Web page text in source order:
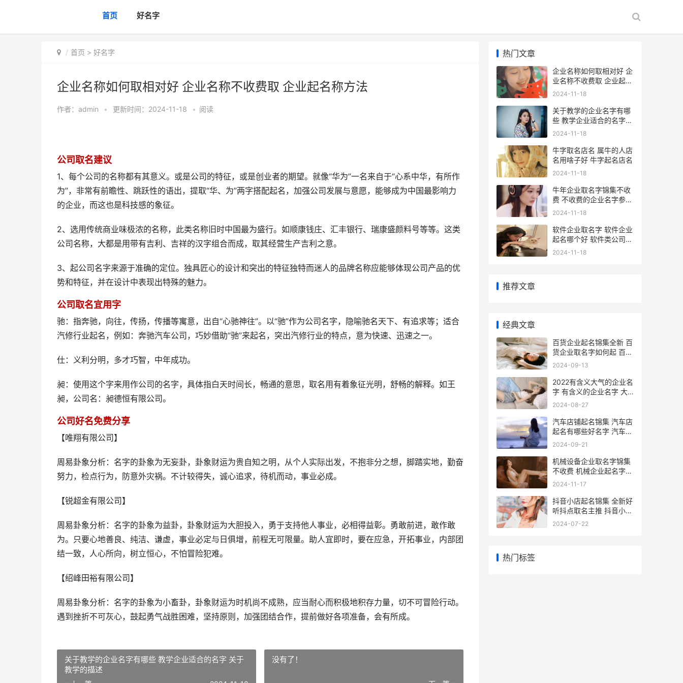
首页 好名字
首页 > 好名字
企业名称如何取相对好 企业名称不收费取 企业起名称方法
作者： admin • 更新时间：2024-11-18 • 阅读
公司取名建议
1、每个公司的名称都有其意义。或是公司的特征，或是创业者的期望。就像“华为”一名来自于“心系中华，有所作
为”，非常有前瞻性、跳跃性的语出，提取“华、为”两字搭配起名，加强公司发展与意愿，能够成为中国最影响力
的企业，而这也是科技感的象征。
2、选用传统商业味极浓的名称，此类名称旧时中国最为盛行。如顺康钱庄、汇丰银行、瑞康盛颜料号等等。这类
公司名称，大都是用带有吉利、吉祥的汉字组合而成，取其经营生产吉利之意。
3、起公司名字来源于准确的定位。独具匠心的设计和突出的特征独特而迷人的品牌名称应能够体现公司产品的优
势和特征，并在设计中表现出特殊的魅力。
公司取名宜用字
驰：指奔驰，向往，传扬，传播等寓意，出自“心驰神往”。以“驰”作为公司名字，隐喻驰名天下、有追求等；适合
汽修行业起名，例如：奔驰汽车公司，巧妙借助“驰”来起名，突出汽修行业的特点，意为快速、迅速之一。
仕：义利分明，多才巧智，中年成功。
昶：使用这个字来用作公司的名字，具体指白天时间长，畅通的意思，取名用有着象征光明，舒畅的解释。如王
昶，公司名：昶德恒有限公司。
公司好名免费分享
【唯翔有限公司】
周易卦象分析：名字的卦象为无妄卦，卦象财运为贵自知之明，从个人实际出发，不抱非分之想，脚踏实地，勤奋
努力，检点行为，防意外灾祸。不计较得失，诚心追求，待机而动，事业必成。
【锐超金有限公司】
周易卦象分析：名字的卦象为益卦，卦象财运为大胆投入，勇于支持他人事业，必相得益彰。勇敢前进，敢作敢
为。只要心地善良、纯洁、谦虚，事业必定与日俱增，前程无可限量。助人宜即时，要在应急，开拓事业，内部团
结一致，人心所向，树立恒心，不怕冒险犯难。
【绍峰田裕有限公司】
周易卦象分析：名字的卦象为小畜卦，卦象财运为时机尚不成熟，应当耐心而积极地积存力量，切不可冒险行动。
遇到挫折不可灰心，鼓起勇气战胜困难，坚持原则，加强团结合作，提前做好各项准备，会有所成。
关于教学的企业名字有哪些 教学企业适合的名字 关于
教学的描述
没有了！
热门文章
企业名称如何取相对好 企
业名称不收费取 企业起名
称方法
2024-11-18
关于教学的企业名字有哪
些 教学企业适合的名字
关于教学的描述
2024-11-18
牛字取名店名 属牛的人店
名用啥子好 牛字起名店名
2024-11-18
牛年企业取名字锦集不收
费 不收费的企业名字参考
牛的公司名字
2024-11-18
软件企业取名字 软件企业
起名哪个好 软件类公司起
名
2024-11-18
推荐文章
经典文章
百货企业起名锦集全新 百
货企业取名字如何起 百货
公司名称大全集最新
2024-09-13
2022有含义大气的企业名
字 有含义的企业名字 大
气有含义的网名
2024-08-27
汽车店铺起名锦集 汽车店
起名有哪些好名字 汽车店
铺起名锦绣名字
2024-09-21
机械设备企业取名字锦集
不收费 机械企业起名字不
收费 机械设备公司需要资
2024-11-17
抖音小店起名锦集 全新好
听抖点取名主推 抖音小店
好听的名字
2024-07-22
热门标签